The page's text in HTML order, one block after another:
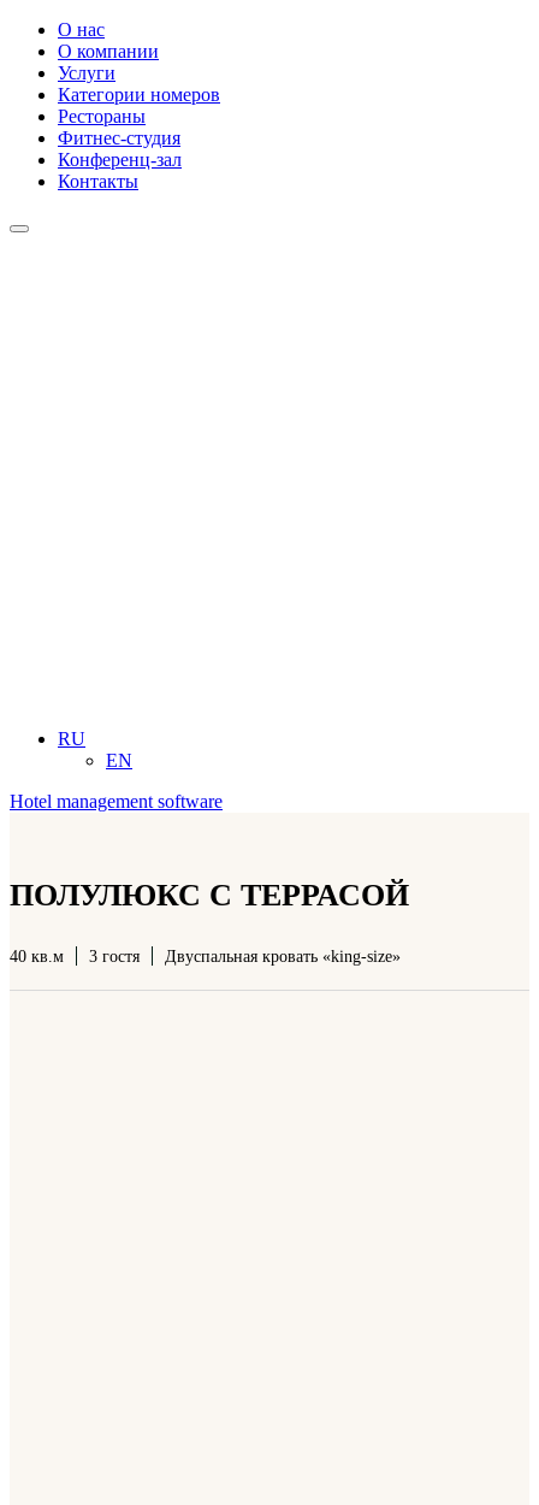
О нас
О компании
Услуги
Категории номеров
Рестораны
Фитнес-студия
Конференц-зал
Контакты
RU
EN
Hotel management software
ПОЛУЛЮКС С ТЕРРАСОЙ
40 кв.м 3 гостя Двуспальная кровать «king-size»